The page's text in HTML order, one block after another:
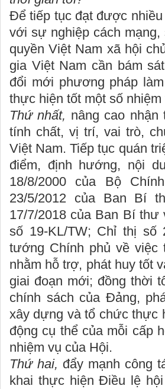
Để tiếp tục đạt được
với sự nghiệp cách
quyền Việt Nam xã hội
gia Việt Nam cần bám
đổi mới phương pháp
thực hiện tốt một số
Thứ nhất, nâng cao
tính chất, vị trí, vai trò,
Việt Nam. Tiếp tục quán
điểm, định hướng, nội
18/8/2000 của Bộ
23/5/2012 của Ban Bí
17/7/2018 của Ban Bí
số 19-KL/TW; Chỉ thị số
tướng Chính phủ về việc
nhằm hỗ trợ, phát huy tốt
giai đoạn mới; đồng thời
chính sách của Đảng,
xây dựng và tổ chức thực
động cụ thể của mỗi cấp
nhiệm vụ của Hội.
Thứ hai, đẩy mạnh công
khai thực hiện Điều lệ